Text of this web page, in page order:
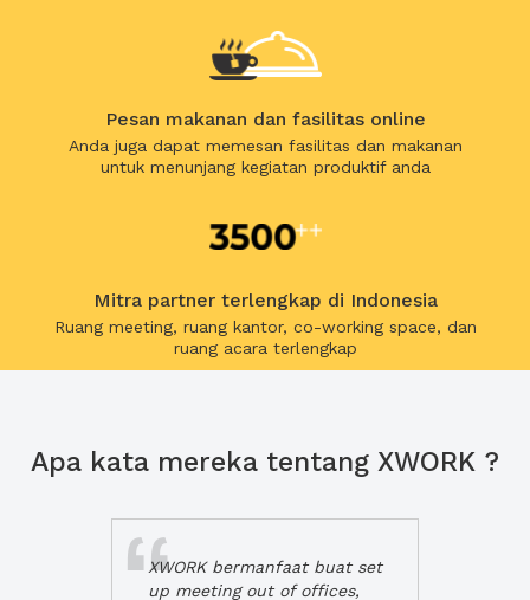
Pesan makanan dan fasilitas online
Anda juga dapat memesan fasilitas dan makanan
untuk menunjang kegiatan produktif anda
Mitra partner terlengkap di Indonesia
Ruang meeting, ruang kantor, co-working space, dan
ruang acara terlengkap
Apa kata mereka tentang XWORK ?
XWORK bermanfaat buat set
up meeting out of offices,